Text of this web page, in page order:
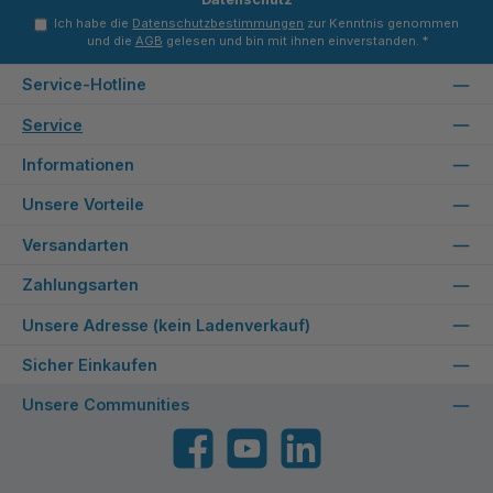
Ich habe die Datenschutzbestimmungen zur Kenntnis genommen
und die AGB gelesen und bin mit ihnen einverstanden. *
Service-Hotline
Service
Informationen
Unsere Vorteile
Versandarten
Zahlungsarten
Unsere Adresse (kein Ladenverkauf)
Sicher Einkaufen
Unsere Communities
FacebookYouTube